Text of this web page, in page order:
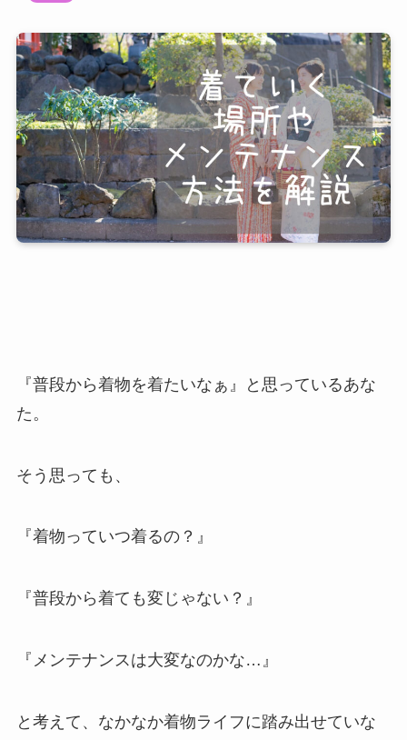
『普段から着物を着たいなぁ』と思っているあな
た。
そう思っても、
『着物っていつ着るの？』
『普段から着ても変じゃない？』
『メンテナンスは大変なのかな…』
と考えて、なかなか着物ライフに踏み出せていな